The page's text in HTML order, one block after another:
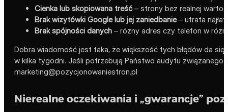
Cienka lub skopiowana treść– strony bez realnej
Brak wizytówki Google lub jej zaniedbanie– utrata
Brak spójności danych – różny adres czy telefon w
Dobra wiadomość jest taka, że większość tych błędów da
w kilka tygodni. Jeśli potrzebują Państwo audytu
marketing@pozycjonowaniestron.pl
Nierealne oczekiwania i „gwarancje”